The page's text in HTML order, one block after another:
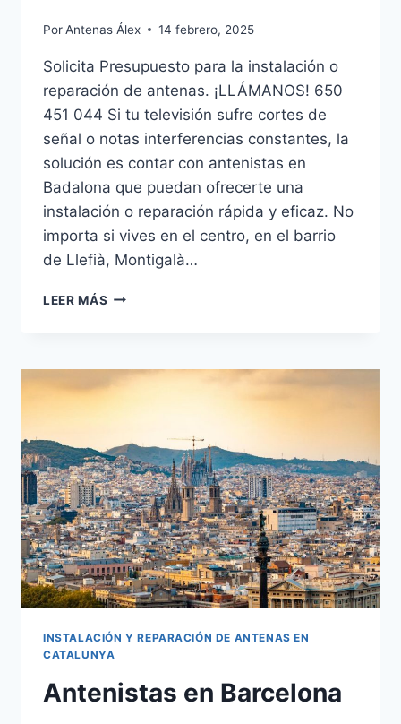
PorAntenas Álex 14 febrero, 2025
Solicita Presupuesto para la instalación o
reparación de antenas. ¡LLÁMANOS! 650
451 044 Si tu televisión sufre cortes de
señal o notas interferencias constantes, la
solución es contar con antenistas en
Badalona que puedan ofrecerte una
instalación o reparación rápida y eficaz. No
importa si vives en el centro, en el barrio
de Llefià, Montigalà…
LEER MÁS ANTENISTAS
INSTALACIÓN Y REPARACIÓN DE ANTENAS EN
CATALUNYA
Antenistas en Barcelona